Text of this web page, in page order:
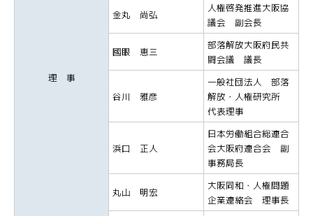
理 事
金丸 尚弘
人権啓発推進大阪協
議会 副会長
國眼 恵三
部落解放大阪府民共
闘会議 議長
谷川 雅彦
一般社団法人 部落
解放・人権研究所
代表理事
浜口 正人
日本労働組合総連合
会大阪府連合会 副
事務局長
丸山 明宏
大阪同和・人権問題
企業連絡会 理事長